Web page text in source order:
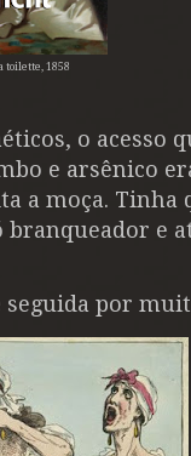
toilette, 1858
o acesso
e arsênico
a moça. Tinha
e
seguida por